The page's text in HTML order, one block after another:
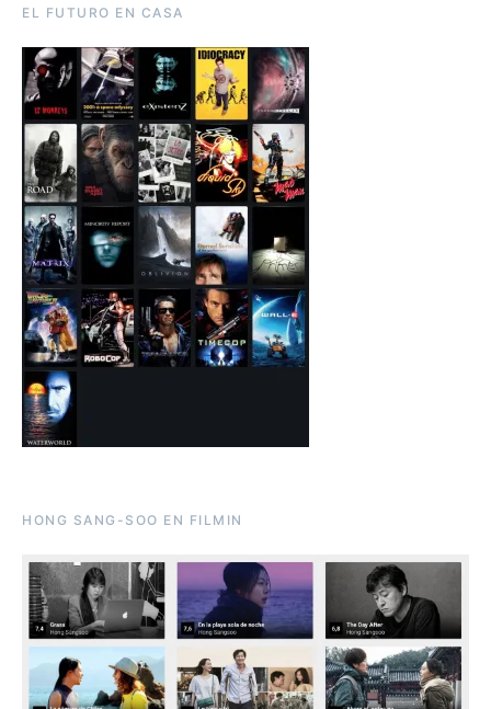
EL FUTURO EN CASA
HONG SANG-SOO EN FILMIN